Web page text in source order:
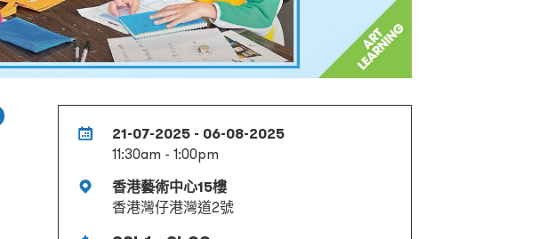
21-07-2025 - 06-08-2025
11:30am - 1:00pm
香港藝術中心15樓
香港灣仔港灣道2號